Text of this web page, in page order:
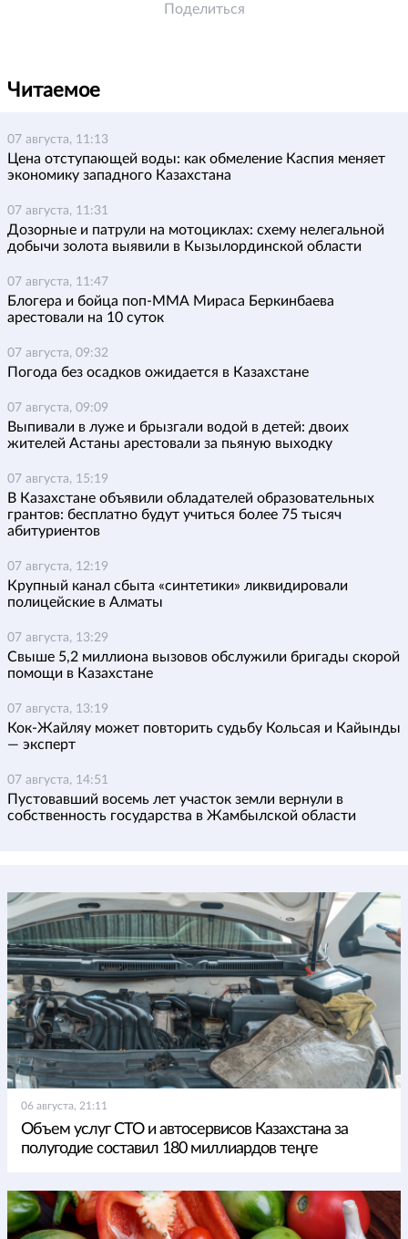
Поделиться
Читаемое
07 августа, 11:13
Цена отступающей воды: как обмеление Каспия меняет
экономику западного Казахстана
07 августа, 11:31
Дозорные и патрули на мотоциклах: схему нелегальной
добычи золота выявили в Кызылординской области
07 августа, 11:47
Блогера и бойца поп-ММА Мираса Беркинбаева
арестовали на 10 суток
07 августа, 09:32
Погода без осадков ожидается в Казахстане
07 августа, 09:09
Выпивали в луже и брызгали водой в детей: двоих
жителей Астаны арестовали за пьяную выходку
07 августа, 15:19
В Казахстане объявили обладателей образовательных
грантов: бесплатно будут учиться более 75 тысяч
абитуриентов
07 августа, 12:19
Крупный канал сбыта «синтетики» ликвидировали
полицейские в Алматы
07 августа, 13:29
Свыше 5,2 миллиона вызовов обслужили бригады скорой
помощи в Казахстане
07 августа, 13:19
Кок-Жайляу может повторить судьбу Кольсая и Кайынды
— эксперт
07 августа, 14:51
Пустовавший восемь лет участок земли вернули в
собственность государства в Жамбылской области
06 августа, 21:11
Объем услуг СТО и автосервисов Казахстана за
полугодие составил 180 миллиардов теңге